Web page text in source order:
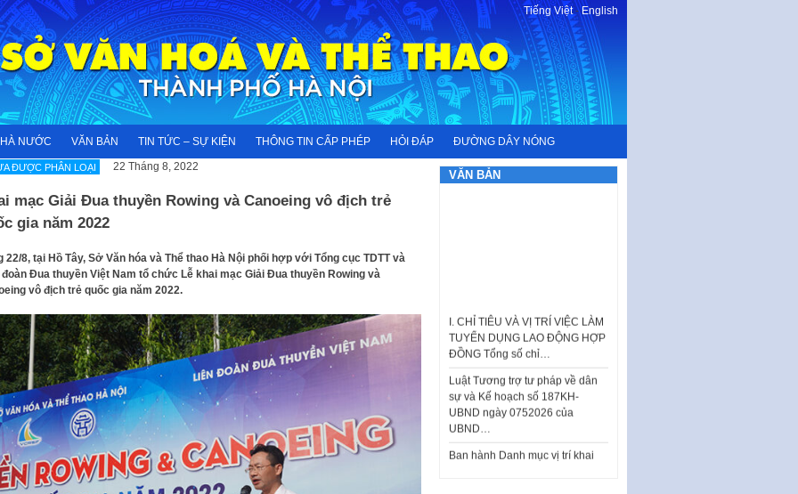
Tiếng Việt-English
NƯỚC VĂN BẢN TIN TỨC – SỰ KIỆN THÔNG TIN CẤP PHÉP HỎI ĐÁP ĐƯỜNG DÂY NÓNG
ĐƯỢC PHÂN LOẠI 22 Tháng 8, 2022
mạc Giải Đua thuyền Rowing và Canoeing vô địch trẻ
gia năm 2022
22/8, tại Hồ Tây, Sở Văn hóa và Thể thao Hà Nội phối hợp với Tổng cục TDTT và
Đua thuyền Việt Nam tổ chức Lễ khai mạc Giải Đua thuyền Rowing và
vô địch trẻ quốc gia năm 2022.
VĂN BẢN
ĐỒNG Tổng số chỉ…
Luật Tương trợ tư pháp về dân
sự và Kế hoạch số 187KH-
UBND ngày 0752026 của
UBND…
Ban hành Danh mục vị trí khai
thác quảng cáo trên địa bàn
thành phố Hà Nội